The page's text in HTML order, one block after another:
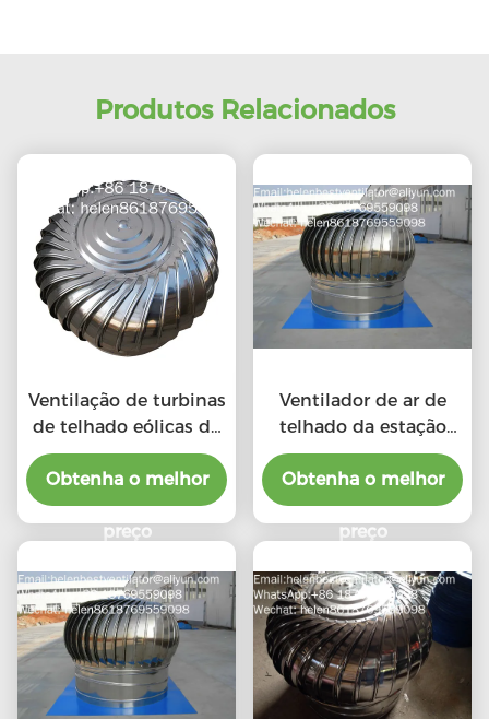
Produtos Relacionados
Ventilação de turbinas
de telhado eólicas de
aço inoxidável 201 LC-
BEST de tamanho 500
mm para fábrica
Obtenha o melhor
preço
Ventilador de ar de
telhado da estação
chuvosa com o preço
do benefício material
Obtenha o melhor
preço